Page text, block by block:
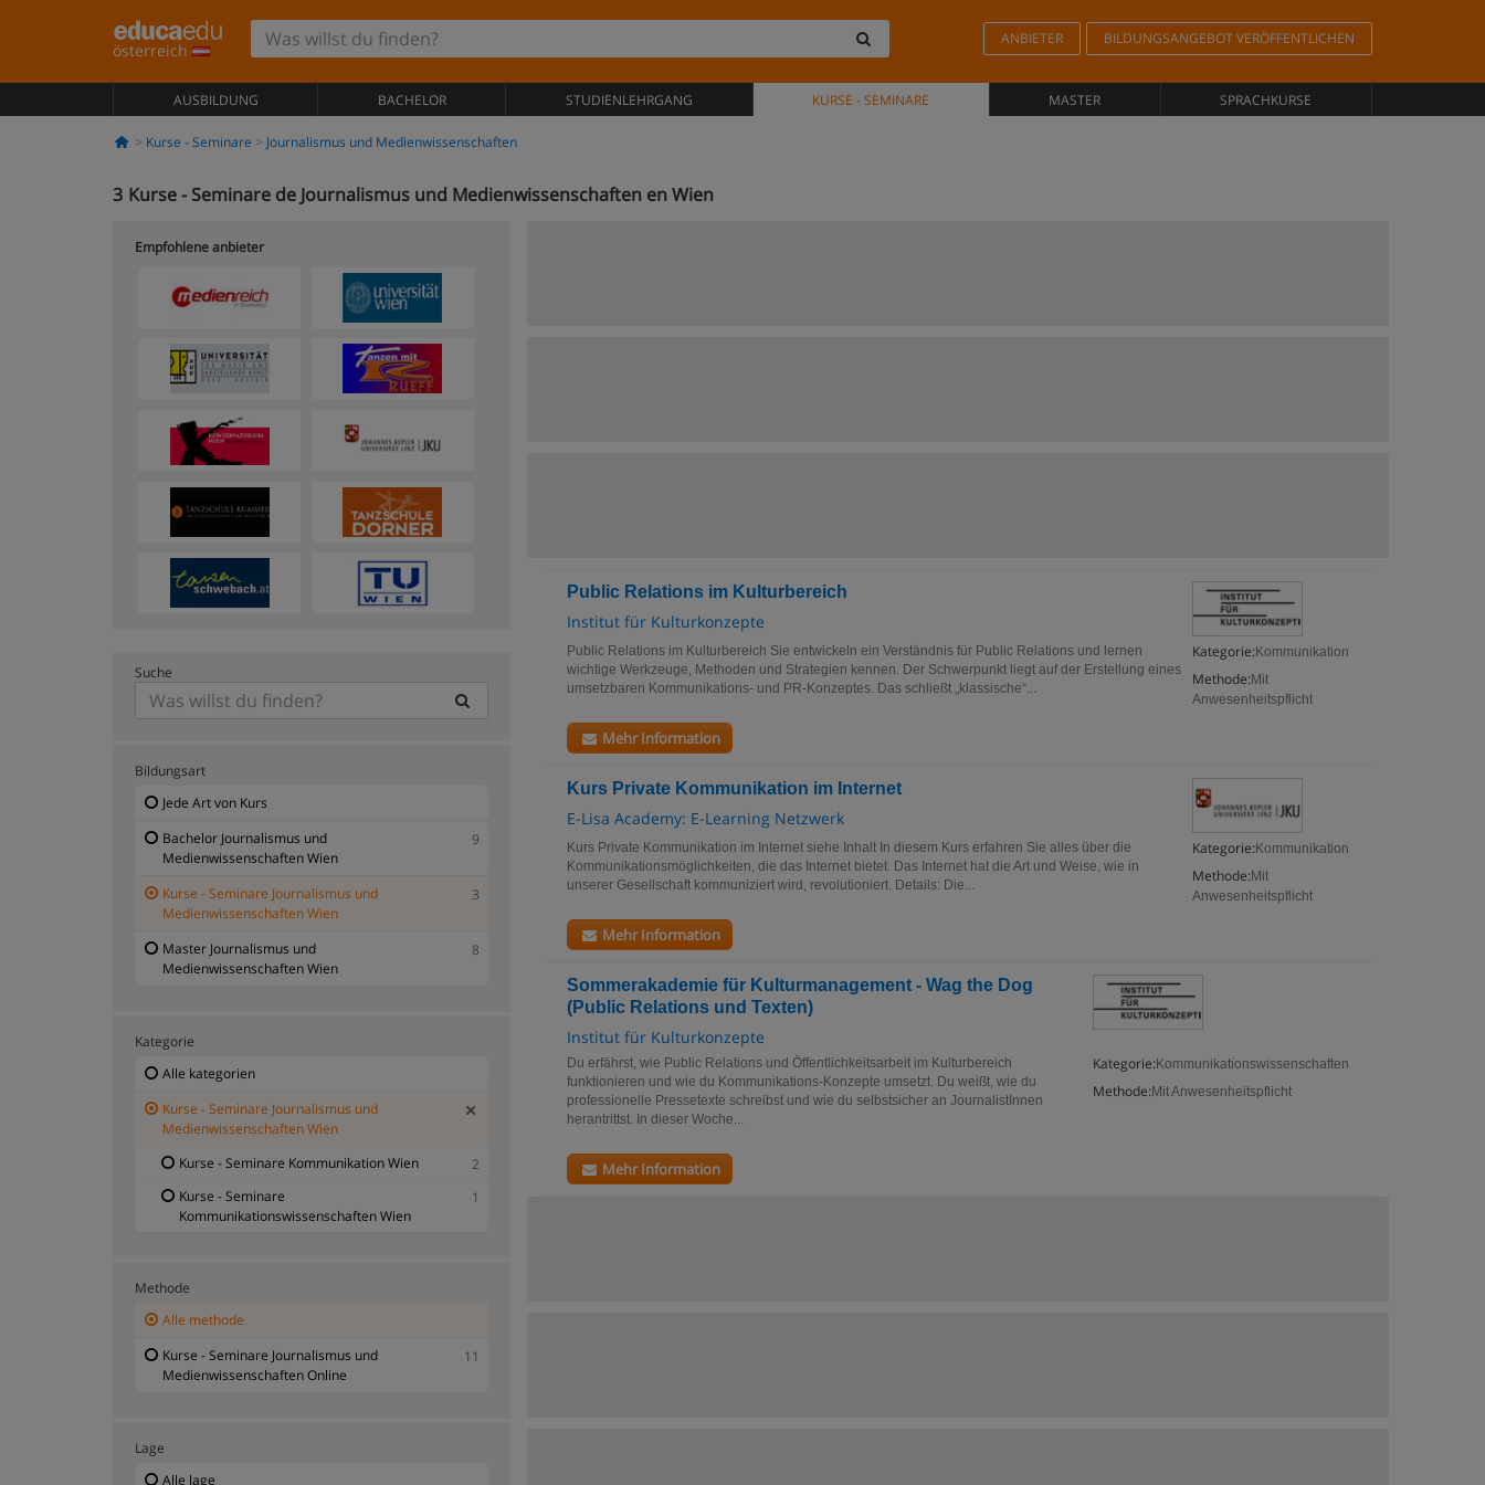
österreich
ANBIETER BILDUNGSANGEBOT VERÖFFENTLICHEN
AUSBILDUNG BACHELOR STUDIENLEHRGANG KURSE - SEMINARE MASTER SPRACHKURSE
Kurse - Seminare Journalismus und Medienwissenschaften
3 Kurse - Seminare de Journalismus und Medienwissenschaften en Wien
Public Relations im Kulturbereich
Institut für Kulturkonzepte
Kategorie: Kommunikation
Methode: Mit
Anwesenheitspflicht
Public Relations im Kulturbereich Sie entwickeln ein Verständnis für Public Relations und lernen
wichtige Werkzeuge, Methoden und Strategien kennen. Der Schwerpunkt liegt auf der Erstellung eines
umsetzbaren Kommunikations- und PR-Konzeptes. Das schließt „klassische“...
Mehr Information
Kurs Private Kommunikation im Internet
E-Lisa Academy: E-Learning Netzwerk
Kategorie: Kommunikation
Methode: Mit
Anwesenheitspflicht
Kurs Private Kommunikation im Internet siehe Inhalt In diesem Kurs erfahren Sie alles über die
Kommunikationsmöglichkeiten, die das Internet bietet. Das Internet hat die Art und Weise, wie in
unserer Gesellschaft kommuniziert wird, revolutioniert. Details: Die...
Mehr Information
Sommerakademie für Kulturmanagement - Wag the Dog
(Public Relations und Texten)
Institut für Kulturkonzepte
Kategorie: Kommunikationswissenschaften
Methode: Mit Anwesenheitspflicht
Du erfährst, wie Public Relations und Öffentlichkeitsarbeit im Kulturbereich
funktionieren und wie du Kommunikations-Konzepte umsetzt. Du weißt, wie du
professionelle Pressetexte schreibst und wie du selbstsicher an JournalistInnen
herantrittst. In dieser Woche...
Mehr Information
Empfohlene anbieter
Suche
Bildungsart
Jede Art von Kurs
Bachelor Journalismus und
Medienwissenschaften Wien
9
Kurse - Seminare Journalismus und
Medienwissenschaften Wien
3
Master Journalismus und
Medienwissenschaften Wien
8
Kategorie
Alle kategorien
Kurse - Seminare Journalismus und
Medienwissenschaften Wien
Kurse - Seminare Kommunikation Wien
2
Kurse - Seminare
Kommunikationswissenschaften Wien
1
Methode
Alle methode
Kurse - Seminare Journalismus und
Medienwissenschaften Online
11
Lage
Alle lage